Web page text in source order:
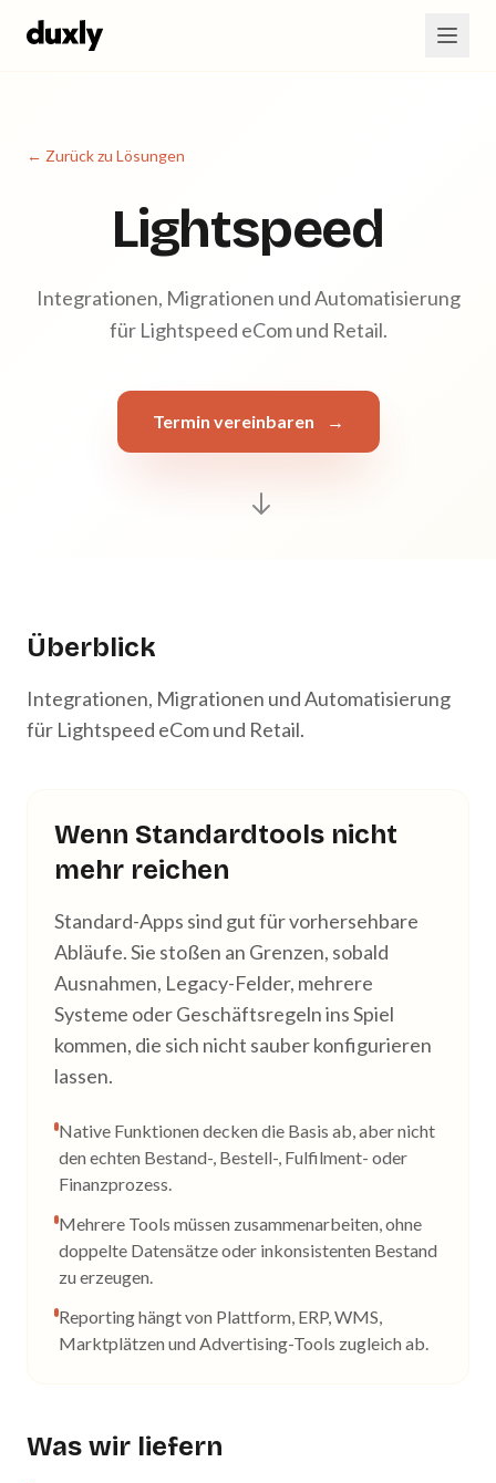
← Zurück zu Lösungen
Lightspeed
Integrationen, Migrationen und Automatisierung
für Lightspeed eCom und Retail.
Termin vereinbaren →
Überblick
Integrationen, Migrationen und Automatisierung
für Lightspeed eCom und Retail.
Wenn Standardtools nicht
mehr reichen
Standard-Apps sind gut für vorhersehbare
Abläufe. Sie stoßen an Grenzen, sobald
Ausnahmen, Legacy-Felder, mehrere
Systeme oder Geschäftsregeln ins Spiel
kommen, die sich nicht sauber konfigurieren
lassen.
Native Funktionen decken die Basis ab, aber nicht
den echten Bestand-, Bestell-, Fulfilment- oder
Finanzprozess.
Mehrere Tools müssen zusammenarbeiten, ohne
doppelte Datensätze oder inkonsistenten Bestand
zu erzeugen.
Reporting hängt von Plattform, ERP, WMS,
Marktplätzen und Advertising-Tools zugleich ab.
Was wir liefern